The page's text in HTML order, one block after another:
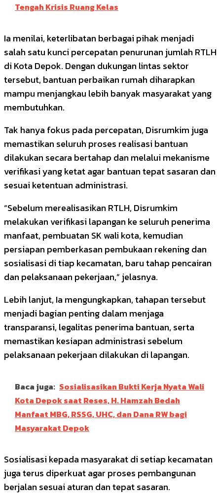
Tengah Krisis Ruang Kelas
Ia menilai, keterlibatan berbagai pihak menjadi
salah satu kunci percepatan penurunan jumlah RTLH
di Kota Depok. Dengan dukungan lintas sektor
tersebut, bantuan perbaikan rumah diharapkan
mampu menjangkau lebih banyak masyarakat yang
membutuhkan.
Tak hanya fokus pada percepatan, Disrumkim juga
memastikan seluruh proses realisasi bantuan
dilakukan secara bertahap dan melalui mekanisme
verifikasi yang ketat agar bantuan tepat sasaran dan
sesuai ketentuan administrasi.
“Sebelum merealisasikan RTLH, Disrumkim
melakukan verifikasi lapangan ke seluruh penerima
manfaat, pembuatan SK wali kota, kemudian
persiapan pemberkasan pembukaan rekening dan
sosialisasi di tiap kecamatan, baru tahap pencairan
dan pelaksanaan pekerjaan,” jelasnya.
Lebih lanjut, Ia mengungkapkan, tahapan tersebut
menjadi bagian penting dalam menjaga
transparansi, legalitas penerima bantuan, serta
memastikan kesiapan administrasi sebelum
pelaksanaan pekerjaan dilakukan di lapangan.
Baca juga: Sosialisasikan Bukti Kerja Nyata Wali
Kota Depok saat Reses, H. Hamzah Bedah
Manfaat MBG, RSSG, UHC, dan Dana RW bagi
Masyarakat Depok
Sosialisasi kepada masyarakat di setiap kecamatan
juga terus diperkuat agar proses pembangunan
berjalan sesuai aturan dan tepat sasaran.